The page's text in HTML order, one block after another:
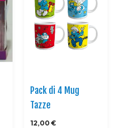
Pack di 4 Mug
Tazze
12,00 €